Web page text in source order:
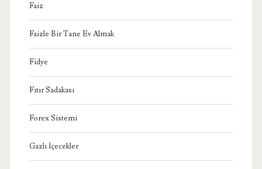
Faiz
Faizle Bir Tane Ev Almak
Fidye
Fıtır Sadakası
Forex Sistemi
Gazlı İçecekler